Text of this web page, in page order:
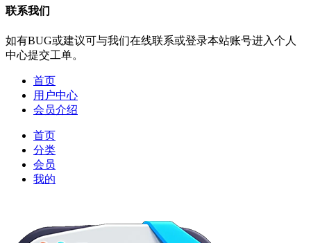
联系我们
如有BUG或建议可与我们在线联系或登录本站账号进入个人
中心提交工单。
首页
用户中心
会员介绍
首页
分类
会员
我的